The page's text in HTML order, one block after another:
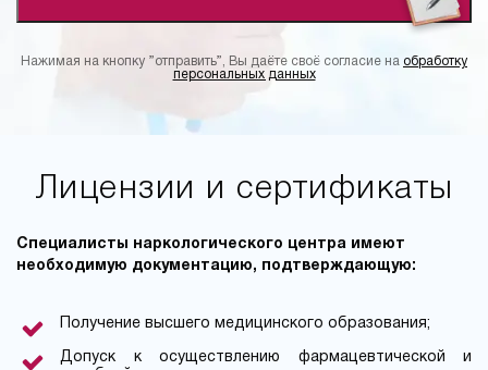
Нажимая на кнопку ”отправить”, Вы даёте своё согласие на обработку
персональных данных
Лицензии и сертификаты
Специалисты наркологического центра имеют
необходимую документацию, подтверждающую:
Получение высшего медицинского образования;
Допуск к осуществлению фармацевтической и